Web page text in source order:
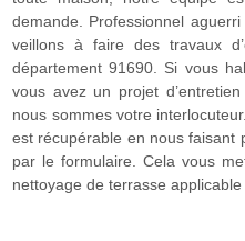
demande. Professionnel
veillons à faire des travaux
département 91690. Si vous
vous avez un projet
nous sommes votre
est récupérable en nous faisant
par le formulaire. Cela vous
nettoyage de terrasse applicable